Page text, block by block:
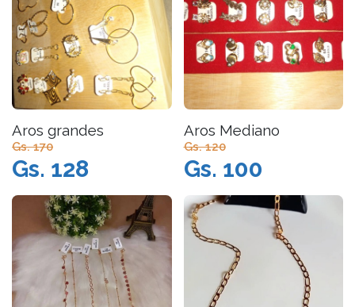
Aros grandes
Gs. 170
Gs. 128
Aros Mediano
Gs. 120
Gs. 100